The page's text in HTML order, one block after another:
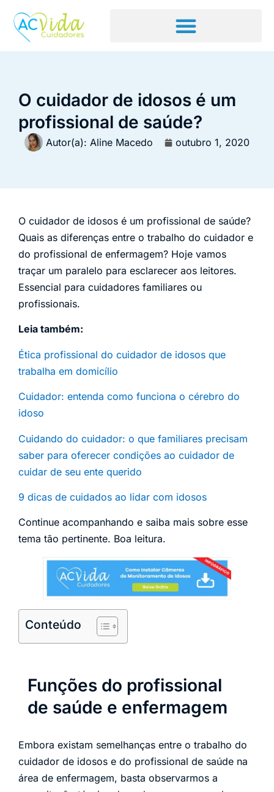
O cuidador de idosos é um
profissional de saúde?
Autor(a): Aline Macedo outubro 1, 2020
O cuidador de idosos é um profissional de saúde?
Quais as diferenças entre o trabalho do cuidador e
do profissional de enfermagem? Hoje vamos
traçar um paralelo para esclarecer aos leitores.
Essencial para cuidadores familiares ou
profissionais.
Leia também:
Ética profissional do cuidador de idosos que
trabalha em domicílio
Cuidador: entenda como funciona o cérebro do
idoso
Cuidando do cuidador: o que familiares precisam
saber para oferecer condições ao cuidador de
cuidar de seu ente querido
9 dicas de cuidados ao lidar com idosos
Continue acompanhando e saiba mais sobre esse
tema tão pertinente. Boa leitura.
Conteúdo
Funções do profissional
de saúde e enfermagem
Embora existam semelhanças entre o trabalho do
cuidador de idosos e do profissional de saúde na
área de enfermagem, basta observarmos a